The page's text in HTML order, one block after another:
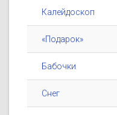
Калейдоскоп
«Подарок»
Бабочки
Снег